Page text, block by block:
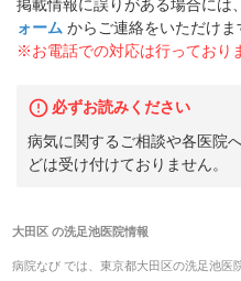
掲載情報に誤りがある場合には
ォーム からご連絡をいただけま
※お電話での対応は行っており
必ずお読みください
病気に関するご相談や各医院
どは受け付けておりません。
大田区の洗足池医院情報
病院なび では、 東京都大田区の洗足池医